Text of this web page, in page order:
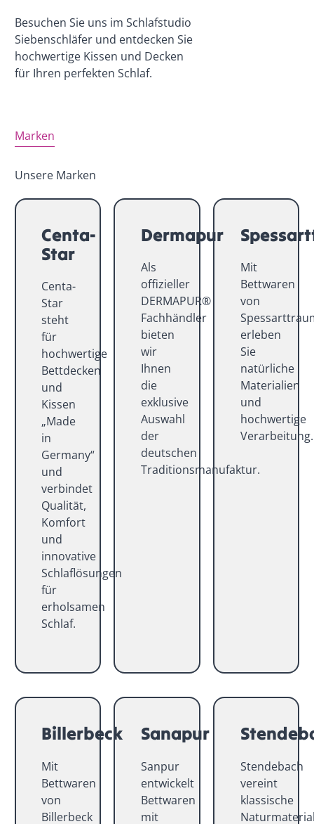
Besuchen Sie uns im Schlafstudio
Siebenschläfer und entdecken Sie
hochwertige Kissen und Decken
für Ihren perfekten Schlaf.
Marken
Unsere Marken
Centa-
Star
Centa-
Star
steht
für
hochwertige
Bettdecken
und
Kissen
„Made
in
Germany“
und
verbindet
Qualität,
Komfort
und
innovative
Schlaflösungen
für
erholsamen
Schlaf.
Dermapur
Als
offizieller
DERMAPUR®
Fachhändler
bieten
wir
Ihnen
die
exklusive
Auswahl
der
deutschen
Traditionsmanufaktur.
Mit
Bettwaren
von
erleben
Sie
natürliche
Materialien
und
hochwertige
Verarbeitung.
Billerbeck
Mit
Bettwaren
von
Billerbeck
Sanapur
Sanpur
entwickelt
Bettwaren
mit
Stendebach
vereint
klassische